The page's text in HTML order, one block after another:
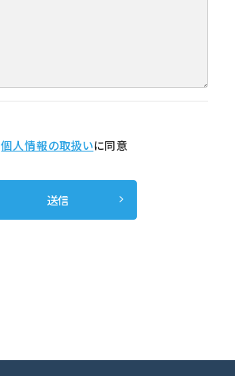
個人情報の取扱いに同意